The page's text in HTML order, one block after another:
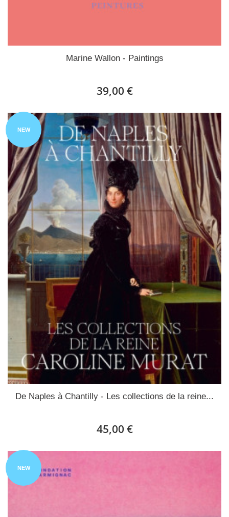
Marine Wallon - Paintings
39,00 €
NEW
De Naples à Chantilly - Les collections de la reine...
45,00 €
NEW